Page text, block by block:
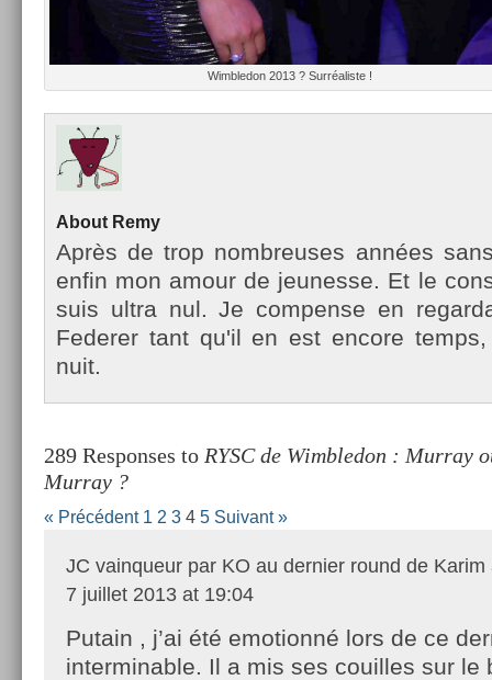
Wimbledon 2013 ? Sur­réalis­te !
About Remy
Après de trop nombreuses années
enfin mon amour de jeunes­se. Et le
suis ultra nul. Je com­pen­se en
Feder­er tant qu'il en est en­core
nuit.
289 Responses to RYSC de Wimbledon : Murray
Murray ?
« Précédent 1 2 3 4 5 Suivant »
JC vainqueur par KO au dernier round de Karim
7 juillet 2013 at 19:04
Putain , j’ai été emotionné lors de ce
interminable. Il a mis ses couilles sur le